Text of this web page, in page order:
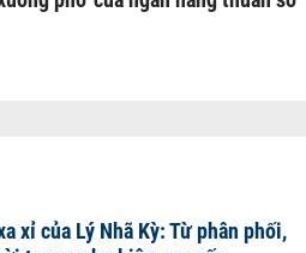
xỉ của Lý Nhã Kỳ: Từ phân phối,